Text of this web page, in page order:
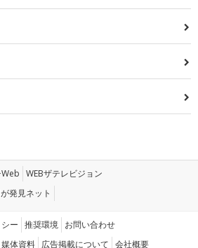
WEBザテレビジョン
発見ネット
ー 推奨環境 お問い合わせ
媒体資料 広告掲載について 会社概要